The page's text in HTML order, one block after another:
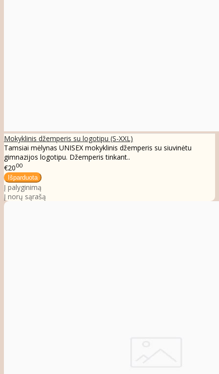
Mokyklinis džemperis su logotipu (S-XXL)
Tamsiai mėlynas UNISEX mokyklinis džemperis su siuvinėtu
gimnazijos logotipu. Džemperis tinkant..
€2000
Į palyginimą
Į norų sąrašą